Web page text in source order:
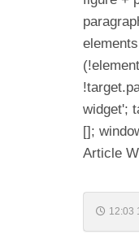
widget';
[];
Article
12:03